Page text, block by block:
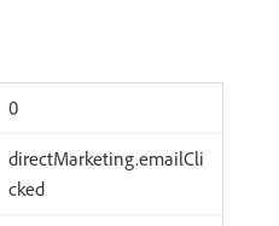
0
directMarketing.emailCli
cked